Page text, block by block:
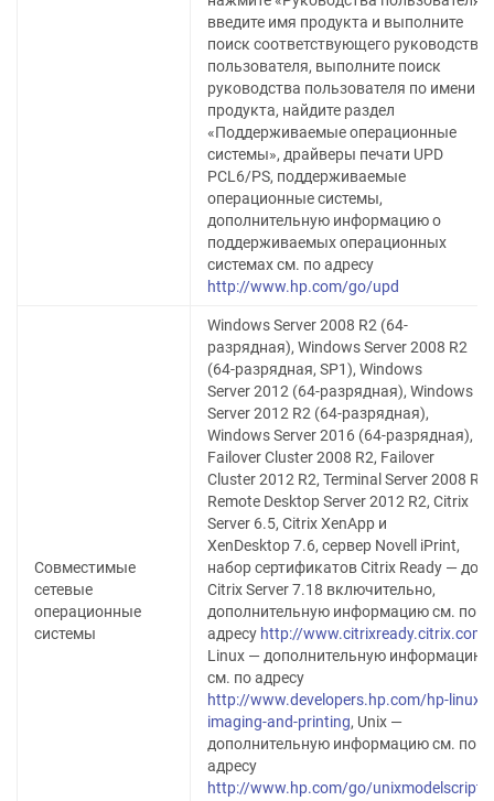
введите имя продукта и выполните
поиск соответствующего руководства
пользователя, выполните поиск
руководства пользователя по имени
продукта, найдите раздел
«Поддерживаемые операционные
системы», драйверы печати UPD
PCL6/PS, поддерживаемые
операционные системы,
дополнительную информацию о
поддерживаемых операционных
системах см. по адресу
http://www.hp.com/go/upd
Совместимые
сетевые
операционные
системы
Windows Server 2008 R2 (64-
разрядная), Windows Server 2008 R2
(64-разрядная, SP1), Windows
Server 2012 (64-разрядная), Windows
Server 2012 R2 (64-разрядная),
Windows Server 2016 (64-разрядная),
Failover Cluster 2008 R2, Failover
Cluster 2012 R2, Terminal Server 2008 R2,
Remote Desktop Server 2012 R2, Citrix
Server 6.5, Citrix XenApp и
XenDesktop 7.6, сервер Novell iPrint,
набор сертификатов Citrix Ready — до
Citrix Server 7.18 включительно,
дополнительную информацию см. по
адресу http://www.citrixready.citrix.com
Linux — дополнительную информацию
см. по адресу
http://www.developers.hp.com/hp-linux-
imaging-and-printing, Unix —
дополнительную информацию см. по
адресу
http://www.hp.com/go/unixmodelscripts